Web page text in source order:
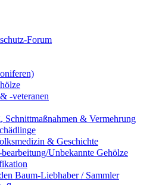
Forum
-veteranen
& Vermehrung
& Geschichte
Unbekannte Gehölze
Baum-Liebhaber / Sammler